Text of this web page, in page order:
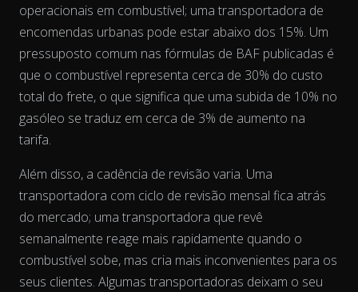
The chart has 2 Y axes displaying % and EUR/L.
operacionais em combustível; uma transportadora de
encomendas urbanas pode estar abaixo dos 15%. Um
pressuposto comum nas fórmulas de BAF publicadas é
que o combustível representa cerca de 30% do custo
total do frete, o que significa que uma subida de 10% no
gasóleo se traduz em cerca de 3% de aumento na
tarifa.
Além disso, a cadência de revisão varia. Uma
transportadora com ciclo de revisão mensal fica atrás
do mercado; uma transportadora que revê
semanalmente reage mais rapidamente quando o
combustível sobe, mas cria mais inconvenientes para os
seus clientes. Algumas transportadoras deixam o seu